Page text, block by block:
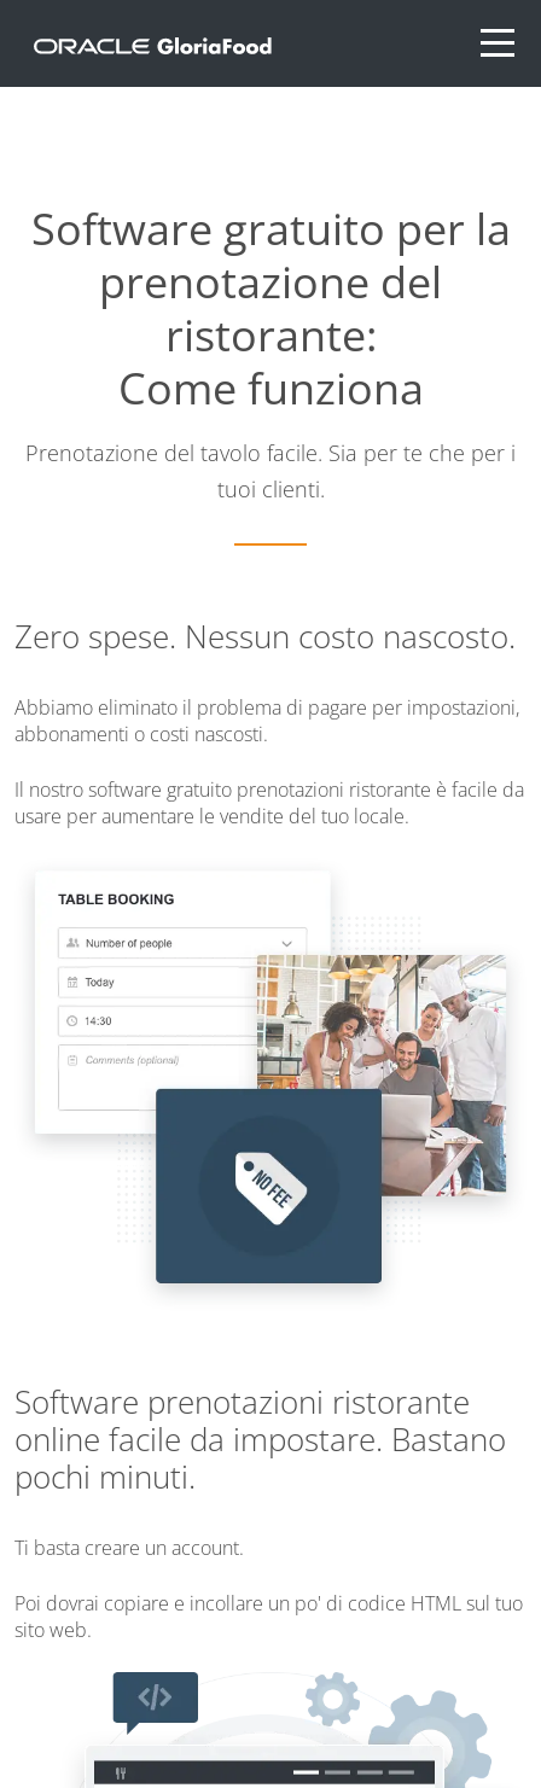
Software gratuito per la
prenotazione del
ristorante:
Come funziona
Prenotazione del tavolo facile. Sia per te che per i
tuoi clienti.
Zero spese. Nessun costo nascosto.
Abbiamo eliminato il problema di pagare per impostazioni,
abbonamenti o costi nascosti.
Il nostro software gratuito prenotazioni ristorante è facile da
usare per aumentare le vendite del tuo locale.
Software prenotazioni ristorante
online facile da impostare. Bastano
pochi minuti.
Ti basta creare un account.
Poi dovrai copiare e incollare un po' di codice HTML sul tuo
sito web.